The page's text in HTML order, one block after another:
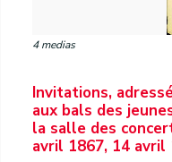
4 medias
Invitations,
aux bals des
la salle des
avril 1867, 14